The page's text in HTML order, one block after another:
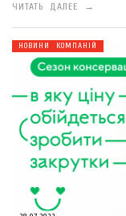
ЧИТАТЬ ДАЛЕЕ →
НОВИНИ КОМПАНІЙ